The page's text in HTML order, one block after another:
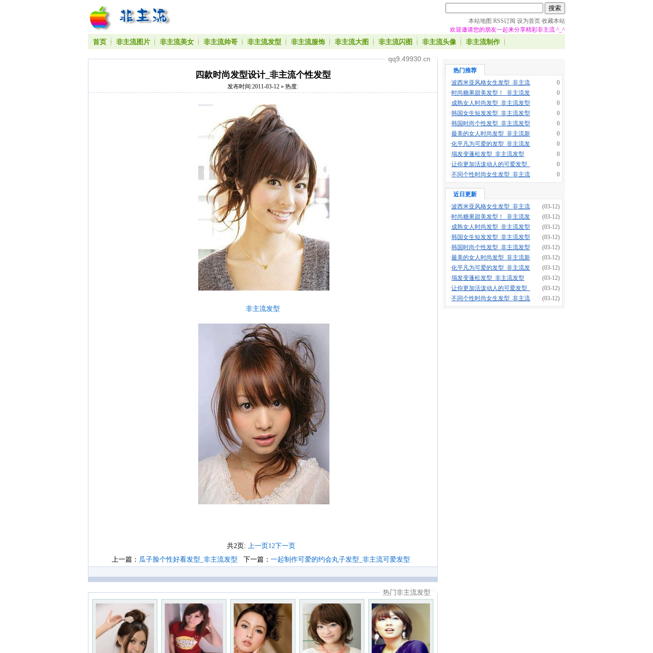
本站地图 RSS订阅 设为首页 收藏本站
欢迎邀请您的朋友一起来分享精彩非主流 ^_^
首页 非主流图片 非主流美女 非主流帅哥 非主流发型 非主流服饰 非主流大图 非主流闪图 非主流头像 非主流制作
qq9.49930.cn
四款时尚发型设计_非主流个性发型
发布时间:2011-03-12 » 热度:
非主流发型
共2页: 上一页12下一页
上一篇： 瓜子脸个性好看发型_非主流发型 下一篇： 一起制作可爱的约会丸子发型_非主流可爱发型
热门非主流发型
热门推荐
0
·波西米亚风格女生发型_非主流
0
·时尚糖果甜美发型！_非主流发
0
·成熟女人时尚发型_非主流发型
0
·韩国女生短发发型_非主流发型
0
·韩国时尚个性发型_非主流发型
0
·最美的女人时尚发型_非主流新
0
·化平凡为可爱的发型_非主流发
0
·塌发变蓬松发型_非主流发型
0
·让你更加活泼动人的可爱发型_
0
·不同个性时尚女生发型_非主流
近日更新
(03-12)
·波西米亚风格女生发型_非主流
(03-12)
·时尚糖果甜美发型！_非主流发
(03-12)
·成熟女人时尚发型_非主流发型
(03-12)
·韩国女生短发发型_非主流发型
(03-12)
·韩国时尚个性发型_非主流发型
(03-12)
·最美的女人时尚发型_非主流新
(03-12)
·化平凡为可爱的发型_非主流发
(03-12)
·塌发变蓬松发型_非主流发型
(03-12)
·让你更加活泼动人的可爱发型_
(03-12)
·不同个性时尚女生发型_非主流